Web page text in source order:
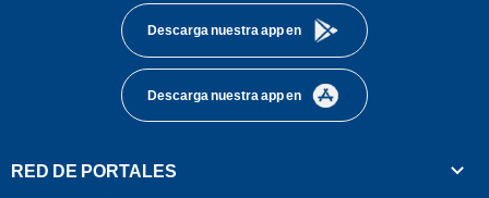
Descarga nuestra app en
Descarga nuestra app en
RED DE PORTALES